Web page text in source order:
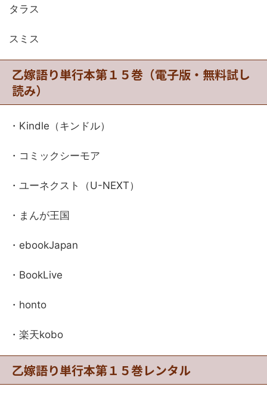
タラス
スミス
乙嫁語り単行本第１５巻（電子版・無料試し
読み）
・Kindle（キンドル）
・コミックシーモア
・ユーネクスト（U-NEXT）
・まんが王国
・ebookJapan
・BookLive
・honto
・楽天kobo
乙嫁語り単行本第１５巻レンタル